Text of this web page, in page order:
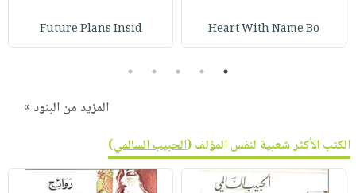
Heart With Name Bo
Future Plans Insid
1
2
3
4
5
المزيد من البنود »
الكتب الأكثر شعبية لنفس المؤلف (الحبيب السالمي)